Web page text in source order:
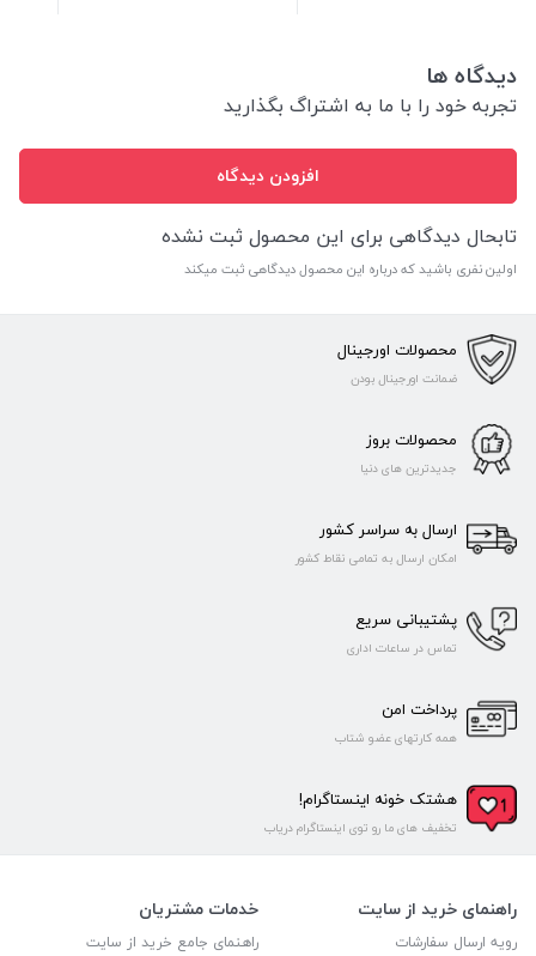
دیدگاه ها
تجربه خود را با ما به اشتراگ بگذارید
افزودن دیدگاه
تابحال دیدگاهی برای این محصول ثبت نشده
اولین نفری باشید که درباره این محصول دیدگاهی ثبت میکند
محصولات اورجینال
ضمانت اورجینال بودن
محصولات بروز
جدیدترین های دنیا
ارسال به سراسر کشور
امکان ارسال به تمامی نقاط کشور
پشتیبانی سریع
تماس در ساعات اداری
پرداخت امن
همه کارتهای عضو شتاب
هشتک خونه اینستاگرام!
تخفیف های ما رو توی اینستاگرام دریاب
راهنمای خرید از سایت
رویه ارسال سفارشات
خدمات مشتریان
راهنمای جامع خرید از سایت